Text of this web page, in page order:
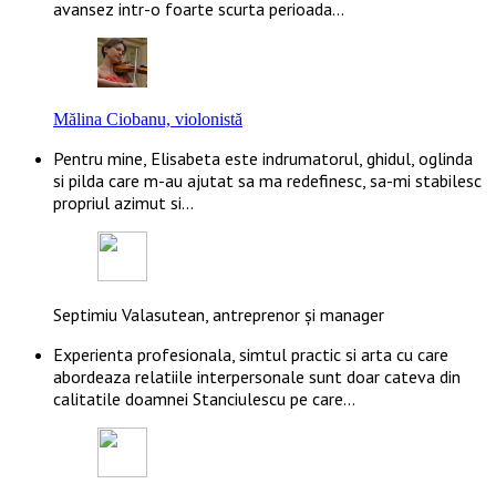
avansez intr-o foarte scurta perioada…
Mălina Ciobanu, violonistă
Pentru mine, Elisabeta este indrumatorul, ghidul, oglinda
si pilda care m-au ajutat sa ma redefinesc, sa-mi stabilesc
propriul azimut si…
Septimiu Valasutean, antreprenor și manager
Experienta profesionala, simtul practic si arta cu care
abordeaza relatiile interpersonale sunt doar cateva din
calitatile doamnei Stanciulescu pe care…